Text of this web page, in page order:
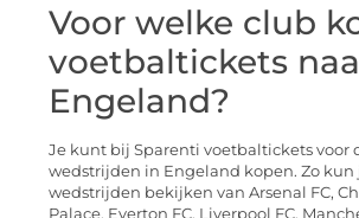
Voor welke club
voetbaltickets
Engeland?
Je kunt bij Sparenti voetbaltickets voor
wedstrijden in Engeland kopen. Zo
wedstrijden bekijken van Arsenal FC,
Palace, Everton FC, Liverpool FC,